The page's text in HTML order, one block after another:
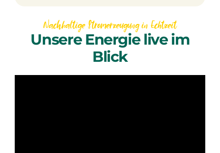
Nachhaltige Stromerzeugung in Echtzeit
Unsere Energie live im
Blick